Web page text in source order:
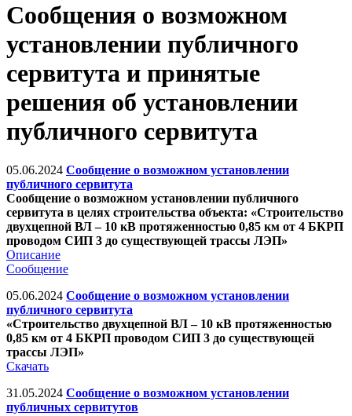
Сообщения о возможном
установлении публичного
сервитута и принятые
решения об установлении
публичного сервитута
05.06.2024 Сообщение о возможном установлении
публичного сервитута
Сообщение о возможном установлении публичного
сервитута в целях строительства объекта: «Строительство
двухцепной ВЛ – 10 кВ протяженностью 0,85 км от 4 БКРП
проводом СИП 3 до существующей трассы ЛЭП»
Описание
Сообщение
05.06.2024 Сообщение о возможном установлении
публичного сервитута
«Строительство двухцепной ВЛ – 10 кВ протяженностью
0,85 км от 4 БКРП проводом СИП 3 до существующей
трассы ЛЭП»
Скачать
31.05.2024 Сообщение о возможном установлении
публичных сервитутов